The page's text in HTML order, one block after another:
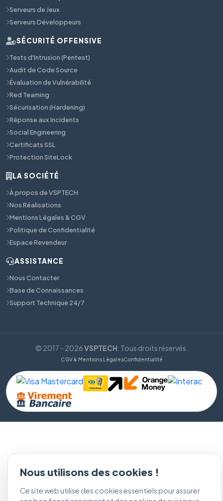
Serveurs de Jeux
Serveurs Développeurs
SÉCURITÉ OFFENSIVE
Tests d'Intrusion (Pentest)
Audit de Code Source
Évaluation de Vulnérabilité
Red Teaming
Sécurisation (Hardening)
Réponse aux Incidents
Social Engineering
Certificats SSL
Protection SiteLock
LA SOCIÉTÉ
À propos de VSPTECH
Nos Réalisations
Mentions Légales & CGV
Politique de Confidentialité
Espace Revendeur
ASSISTANCE
Nous Contacter
Base de Connaissances
Support Technique 24/7
© 2017 - 2026VSPTECH . Tous droits réservés.
CGV & Mentions LégalesConfidentialité
Nous utilisons des cookies !
Ce site web utilise des cookies essentiels pour assurer